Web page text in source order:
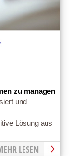
zu managen
und
Lösung aus
LESEN